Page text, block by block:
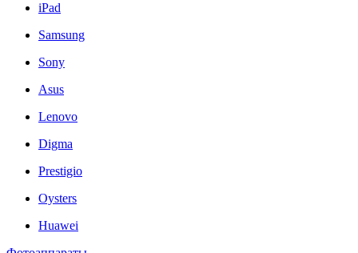
iPad
Samsung
Sony
Asus
Lenovo
Digma
Prestigio
Oysters
Huawei